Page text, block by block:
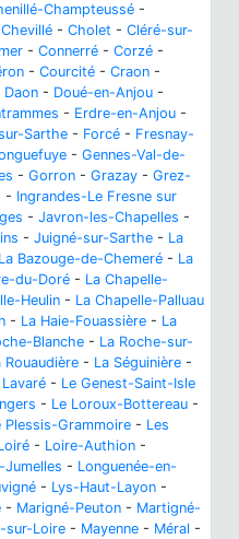
Champteussé -
Chevillé - Cholet - Cléré-sur-
- Connerré - Corzé -
- Courcité - Craon -
Daon - Doué-en-Anjou -
- Erdre-en-Anjou -
Sarthe - Forcé - Fresnay-
- Gennes-Val-de-
- Gorron - Grazay - Grez-
- Ingrandes-Le Fresne sur
- Javron-les-Chapelles -
- Juigné-sur-Sarthe - La
La Bazouge-de-Chemeré - La
du-Doré - La Chapelle-
Heulin - La Chapelle-Palluau
- La Haie-Fouassière - La
Blanche - La Roche-sur-
Rouaudière - La Séguinière -
Lavaré - Le Genest-Saint-Isle
- Le Loroux-Bottereau -
Plessis-Grammoire - Les
- Loire-Authion -
Jumelles - Longuenée-en-
- Lys-Haut-Layon -
- Marigné-Peuton - Martigné-
sur-Loire - Mayenne - Méral -